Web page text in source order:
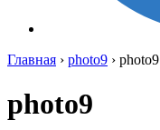
Главная › photo9 › photo9
photo9